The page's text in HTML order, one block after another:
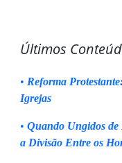
Últimos
• Reforma
Igrejas
• Quando Ungidos de
a Divisão Entre os